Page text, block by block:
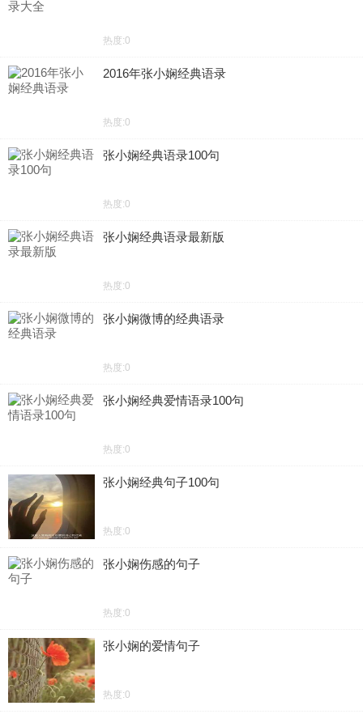
热度:0
2016年张小娴经典语录
热度:0
张小娴经典语录100句
热度:0
张小娴经典语录最新版
热度:0
张小娴微博的经典语录
热度:0
张小娴经典爱情语录100句
热度:0
张小娴经典句子100句
热度:0
张小娴伤感的句子
热度:0
张小娴的爱情句子
热度:0